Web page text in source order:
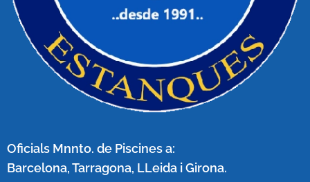
Oficials Mnnto. de Piscines a:
Barcelona, Tarragona, LLeida i Girona.